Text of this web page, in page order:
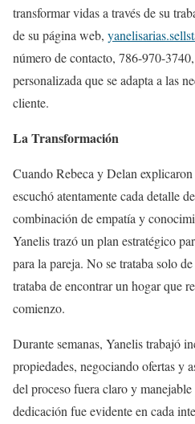
transformar vidas a través de su
de su página web,
número de contacto, 786-970-
personalizada que se adapta a las
cliente.
La Transformación
Cuando Rebeca y Delan
escuchó atentamente cada detalle
combinación de empatía y
Yanelis trazó un plan estratégico
para la pareja. No se trataba solo
trataba de encontrar un hogar que
comienzo.
Durante semanas, Yanelis trabajó
propiedades, negociando ofertas y
del proceso fuera claro y
dedicación fue evidente en cada